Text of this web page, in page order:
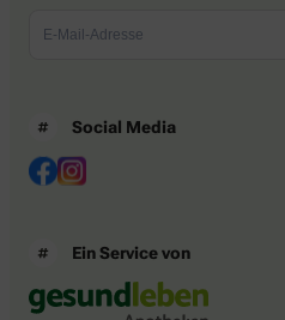
Social Media
Ein Service von